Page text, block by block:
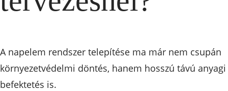
A napelem rendszer telepítése ma már nem csupán
környezetvédelmi döntés, hanem hosszú távú anyagi
befektetés is.